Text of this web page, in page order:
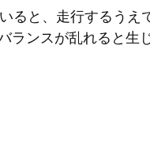
ると、走行するうえ
ランスが乱れると生